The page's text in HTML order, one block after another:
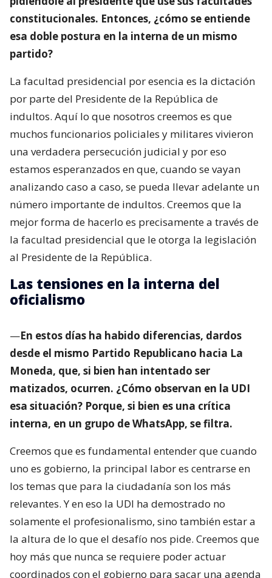
constitucionales. Entonces, ¿cómo se entiende
esa doble postura en la interna de un mismo
partido?
La facultad presidencial por esencia es la dictación
por parte del Presidente de la República de
indultos. Aquí lo que nosotros creemos es que
muchos funcionarios policiales y militares vivieron
una verdadera persecución judicial y por eso
estamos esperanzados en que, cuando se vayan
analizando caso a caso, se pueda llevar adelante un
número importante de indultos. Creemos que la
mejor forma de hacerlo es precisamente a través de
la facultad presidencial que le otorga la legislación
al Presidente de la República.
Las tensiones en la interna del
oficialismo
—En estos días ha habido diferencias, dardos
desde el mismo Partido Republicano hacia La
Moneda, que, si bien han intentado ser
matizados, ocurren. ¿Cómo observan en la UDI
esa situación? Porque, si bien es una crítica
interna, en un grupo de WhatsApp, se filtra.
Creemos que es fundamental entender que cuando
uno es gobierno, la principal labor es centrarse en
los temas que para la ciudadanía son los más
relevantes. Y en eso la UDI ha demostrado no
solamente el profesionalismo, sino también estar a
la altura de lo que el desafío nos pide. Creemos que
hoy más que nunca se requiere poder actuar
coordinados con el gobierno para sacar una agenda